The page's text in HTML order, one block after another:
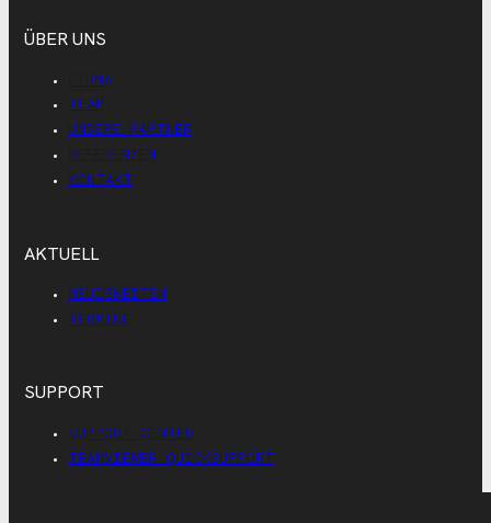
ÜBER UNS
FIRMA
TEAM
UNSERE PARTNER
REFERENZEN
KONTAKT
AKTUELL
NEUIGKEITEN
TERMINE
SUPPORT
SUPPORT CENTER
TEAMVIEWER QUICKSUPPORT